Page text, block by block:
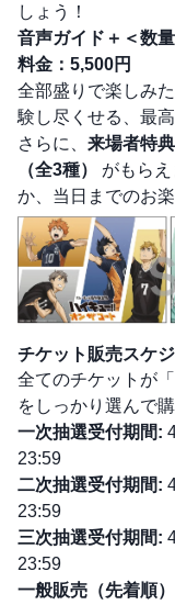
しょう！
音声ガイド＋＜数
料金：5,500円
全部盛りで楽しみ
験し尽くせる、最
さらに、 来場者特
（全3種）
がもら
か、当日までのお
チケット販売スケ
全てのチケットが
をしっかり選んで
一次抽選受付期間:
23:59
二次抽選受付期間:
23:59
三次抽選受付期間:
23:59
一般販売（先着順